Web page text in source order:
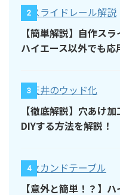
2
【簡単解説】自作ス
ハイエース以外でも応
3
【徹底解説】穴あけ
DIYする方法を解説！
4
【意外と簡単！？】